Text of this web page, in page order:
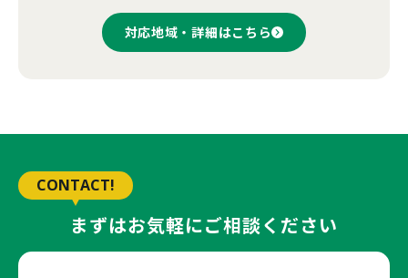
対応地域・詳細はこちら
CONTACT!
まずはお気軽にご相談ください